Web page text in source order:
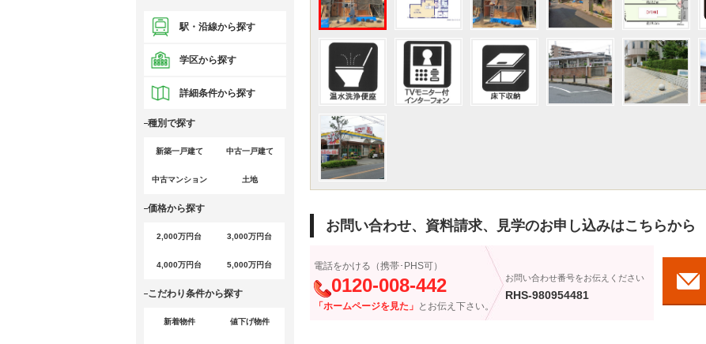
お問い合わせ、資料請求、見学のお申し込みはこちらから
電話をかける（携帯･PHS可）
0120-008-442
「ホームページを見た」 とお伝え下さい。
お問い合わせ番号をお伝えください
RHS-980954481
駅・沿線から探す
学区から探す
詳細条件から探す
種別で探す
新築一戸建て 中古一戸建て
中古マンション 土地
価格から探す
2,000万円台 3,000万円台
4,000万円台 5,000万円台
こだわり条件から探す
新着物件 値下げ物件